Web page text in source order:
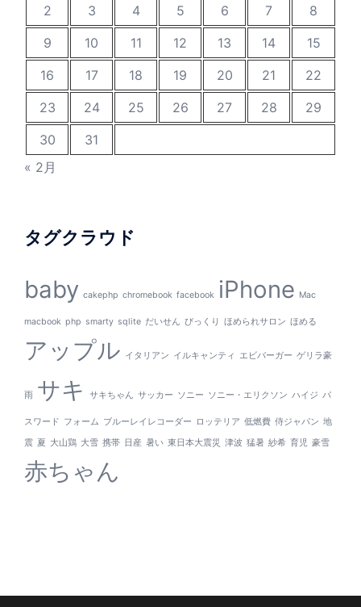
2
3 4 5 6 7
8
9
10 11 12 13 14
15
16
17 18 19 20 21
22
23
24 25 26 27 28
29
30
31
« 2月
タグクラウド
baby cakephp chromebook facebook iPhone Mac
macbook php smarty sqlite だいせん びっくり ほめられサロン ほめる
アップル イタリアン イルキャンティ エビバーガー ゲリラ豪
雨 サキ サキちゃん サッカー ソニー ソニー・エリクソン ハイジ パ
スワード フォーム ブルーレイレコーダー ロッテリア 低燃費 侍ジャパン 地
震 夏 大山鶏 大雪 携帯 日産 暑い 東日本大震災 津波 猛暑 紗希 育児 豪雪
赤ちゃん